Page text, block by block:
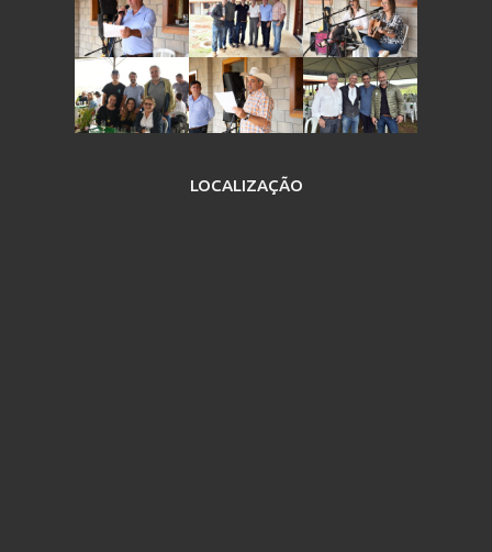
LOCALIZAÇÃO